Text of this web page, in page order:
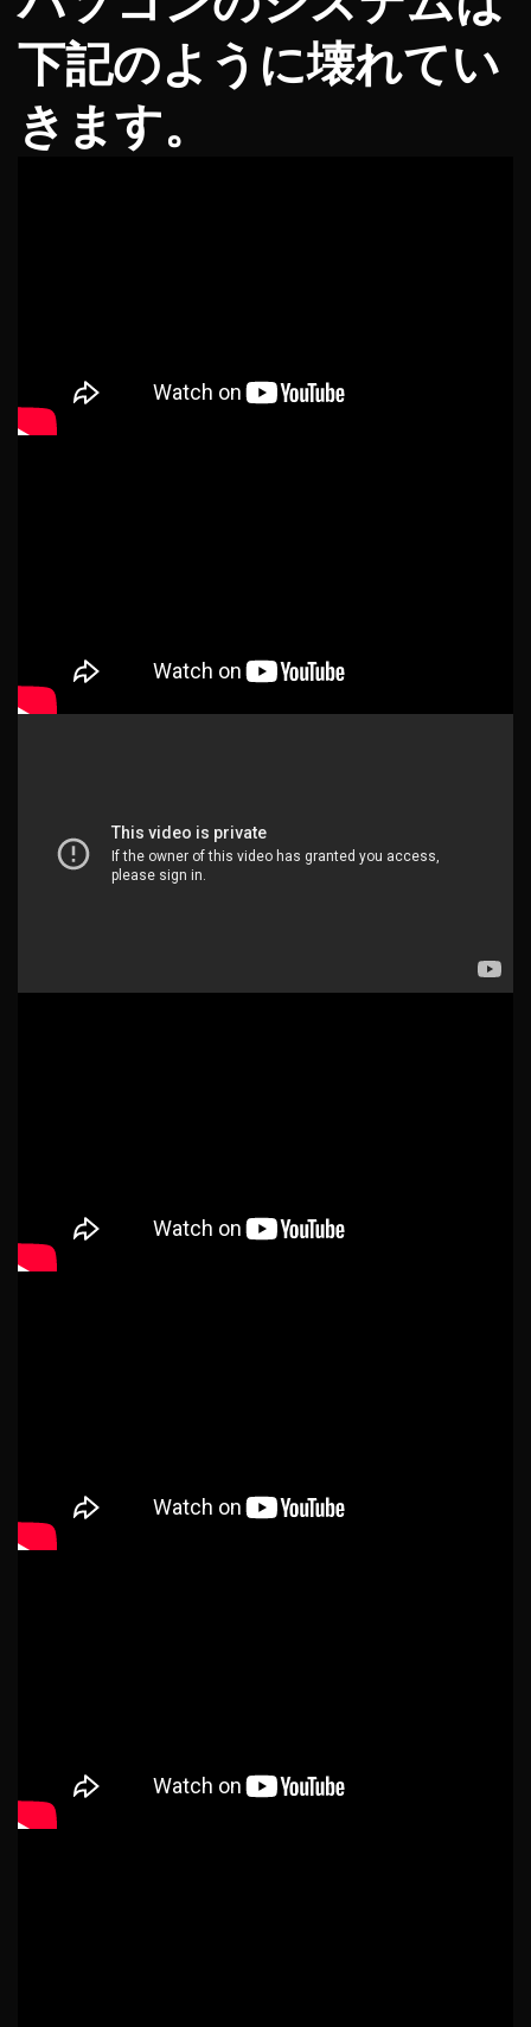
下記のように壊れてい
きます。